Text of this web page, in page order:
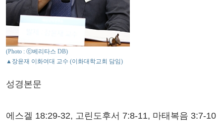
(Photo : ⓒ베리타스 DB)
▲장윤재 이화여대 교수 (이화대학교회 담임)
성경본문
에스겔 18:29-32, 고린도후서 7:8-11, 마태복음 3:7-10